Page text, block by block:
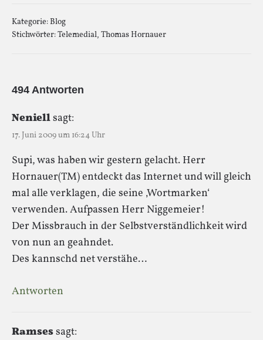
Kategorie:Blog
Stichwörter:Telemedial, Thomas Hornauer
494 Antworten
Neniellsagt:
17. Juni 2009 um 16:24 Uhr
Supi, was haben wir gestern gelacht. Herr
Hornauer(TM) entdeckt das Internet und will gleich
mal alle verklagen, die seine ‚Wortmarken‘
verwenden. Aufpassen Herr Niggemeier!
Der Missbrauch in der Selbstverständlichkeit wird
von nun an geahndet.
Des kannschd net verstähe…
Antworten
Ramsessagt: